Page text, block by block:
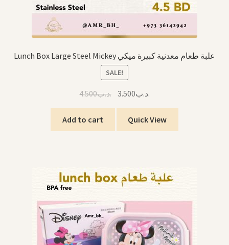
Lunch Box Large Steel Mickey علبة طعام معدنية كبيرة ميكي
SALE!
.د.ب4.500
Original
.د.ب4.500.
.د.ب3.500
is:
Add to cart Quick View